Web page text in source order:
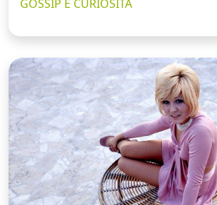
GOSSIP E CURIOSITÀ